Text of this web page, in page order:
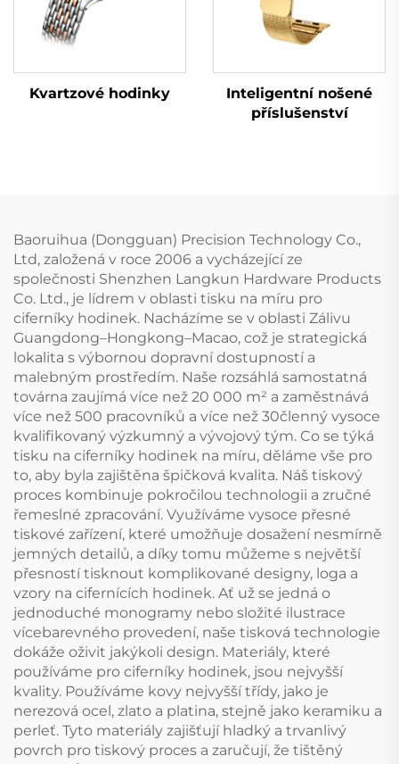
Kvartzové hodinky
Inteligentní nošené
příslušenství
Baoruihua (Dongguan) Precision Technology Co.,
Ltd, založená v roce 2006 a vycházející ze
společnosti Shenzhen Langkun Hardware Products
Co. Ltd., je lídrem v oblasti tisku na míru pro
ciferníky hodinek. Nacházíme se v oblasti Zálivu
Guangdong–Hongkong–Macao, což je strategická
lokalita s výbornou dopravní dostupností a
malebným prostředím. Naše rozsáhlá samostatná
továrna zaujímá více než 20 000 m² a zaměstnává
více než 500 pracovníků a více než 30členný vysoce
kvalifikovaný výzkumný a vývojový tým. Co se týká
tisku na ciferníky hodinek na míru, děláme vše pro
to, aby byla zajištěna špičková kvalita. Náš tiskový
proces kombinuje pokročilou technologii a zručné
řemeslné zpracování. Využíváme vysoce přesné
tiskové zařízení, které umožňuje dosažení nesmírně
jemných detailů, a díky tomu můžeme s největší
přesností tisknout komplikované designy, loga a
vzory na cifernících hodinek. Ať už se jedná o
jednoduché monogramy nebo složité ilustrace
vícebarevného provedení, naše tisková technologie
dokáže oživit jakýkoli design. Materiály, které
používáme pro ciferníky hodinek, jsou nejvyšší
kvality. Používáme kovy nejvyšší třídy, jako je
nerezová ocel, zlato a platina, stejně jako keramiku a
perleť. Tyto materiály zajišťují hladký a trvanlivý
povrch pro tiskový proces a zaručují, že tištěný